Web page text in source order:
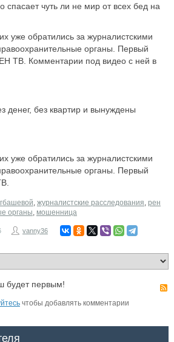
спасает чуть ли не мир от всех бед на
уже обратились за журналистскими
органы. Первый
ТВ. Комментарии под видео с ней в
денег, без квартир и вынуждены
уже обратились за журналистскими
органы. Первый
, журналистские расследования, рен
органы, мошенница
vanny36
будет первым!
чтобы добавлять комментарии